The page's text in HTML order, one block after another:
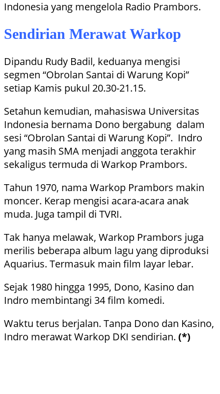
Indonesia yang mengelola Radio Prambors.
Sendirian Merawat Warkop
Dipandu Rudy Badil, keduanya mengisi
segmen “Obrolan Santai di Warung Kopi”
setiap Kamis pukul 20.30-21.15.
Setahun kemudian, mahasiswa Universitas
Indonesia bernama Dono bergabung dalam
sesi “Obrolan Santai di Warung Kopi”. Indro
yang masih SMA menjadi anggota terakhir
sekaligus termuda di Warkop Prambors.
Tahun 1970, nama Warkop Prambors makin
moncer. Kerap mengisi acara-acara anak
muda. Juga tampil di TVRI.
Tak hanya melawak, Warkop Prambors juga
merilis beberapa album lagu yang diproduksi
Aquarius. Termasuk main film layar lebar.
Sejak 1980 hingga 1995, Dono, Kasino dan
Indro membintangi 34 film komedi.
Waktu terus berjalan. Tanpa Dono dan Kasino,
Indro merawat Warkop DKI sendirian. (*)